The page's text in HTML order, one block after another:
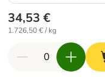
34,53 €
1.726,50 € / kg